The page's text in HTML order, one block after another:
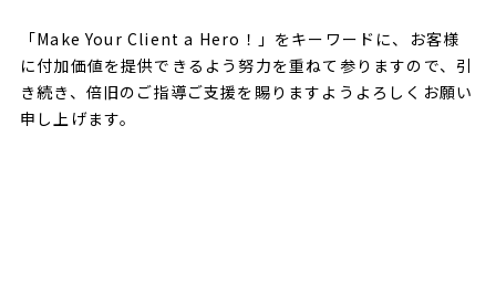
「Make Your Client a Hero！」をキーワードに、お客様
に付加価値を提供できるよう努力を重ねて参りますので、引
き続き、倍旧のご指導ご支援を賜りますようよろしくお願い
申し上げます。